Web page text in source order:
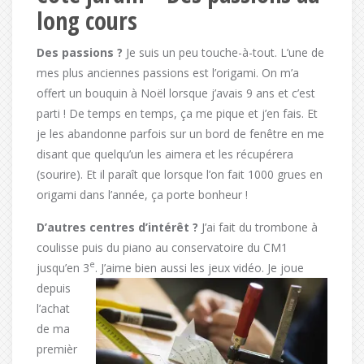
long cours
Des passions ? Je suis un peu touche-à-tout. L’une de
mes plus anciennes passions est l’origami. On m’a
offert un bouquin à Noël lorsque j’avais 9 ans et c’est
parti ! De temps en temps, ça me pique et j’en fais. Et
je les abandonne parfois sur un bord de fenêtre en me
disant que quelqu’un les aimera et les récupérera
(sourire). Et il paraît que lorsque l’on fait 1000 grues en
origami dans l’année, ça porte bonheur !
D’autres centres d’intérêt ? J’ai fait du trombone à
coulisse puis du piano au conservatoire du CM1
jusqu’en 3e. J’aime bien aussi les jeux vidéo. Je joue
depuis
l’achat
de ma
premièr